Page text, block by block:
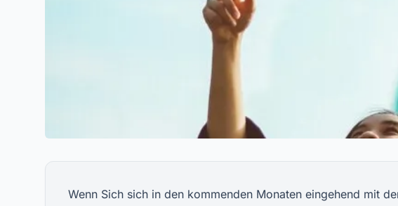
Wenn Sich sich in den kommenden Monaten eingehend mit